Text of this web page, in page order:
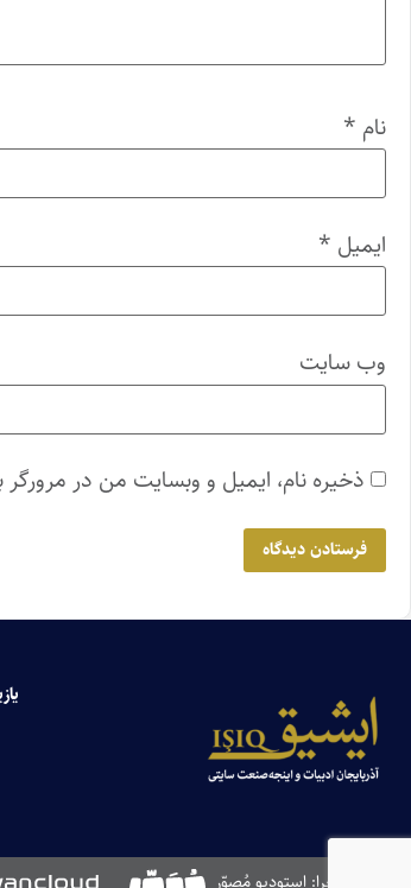
نام *
ایمیل *
وب‌ سایت
ذخیره نام، ایمیل و وبسایت من در
طراحی و اجرا: استودیو مُصوّر